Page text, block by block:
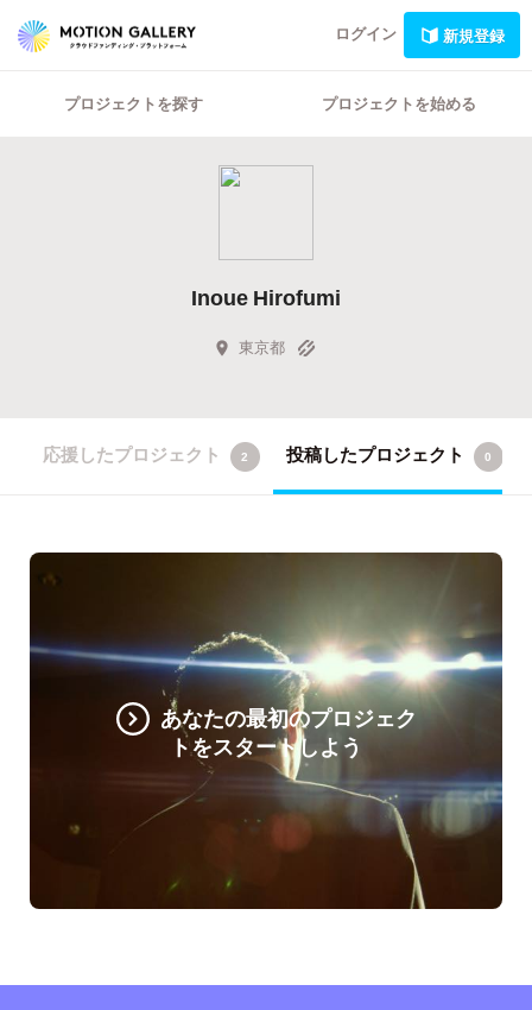
ログイン 新規登録
プロジェクトを探す プロジェクトを始める
Inoue Hirofumi
東京都
応援したプロジェクト 2 投稿したプロジェクト 0
あなたの最初のプロジェク
トをスタートしよう